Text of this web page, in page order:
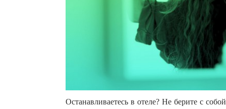
Останавливаетесь в отеле? Не берите с